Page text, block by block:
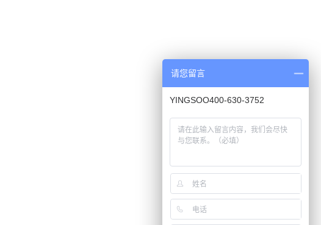
请您留言
YINGSOO400-630-3752